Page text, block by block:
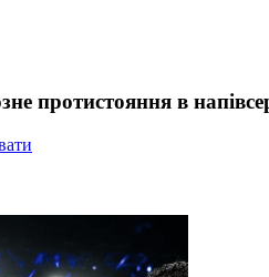
протистояння в